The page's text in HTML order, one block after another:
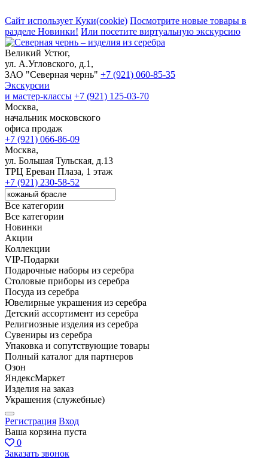
Сайт использует Куки(cookie) Посмотрите новые товары в
разделе Новинки! Или посетите виртуальную экскурсию
Великий Устюг,
ул. А.Угловского, д.1,
ЗАО "Северная чернь" +7 (921) 060-85-35
Экскурсии
и мастер-классы +7 (921) 125-03-70
Москва,
начальник московского
офиса продаж
+7 (921) 066-86-09
Москва,
ул. Большая Тульская, д.13
ТРЦ Ереван Плаза, 1 этаж
+7 (921) 230-58-52
Все категории
Все категории
Новинки
Акции
Коллекции
VIP-Подарки
Подарочные наборы из серебра
Столовые приборы из серебра
Посуда из серебра
Ювелирные украшения из серебра
Детский ассортимент из серебра
Религиозные изделия из серебра
Сувениры из серебра
Упаковка и сопутствующие товары
Полный каталог для партнеров
Озон
ЯндексМаркет
Изделия на заказ
Украшения (служебные)
Регистрация Вход
Ваша корзина пуста
0
Заказать звонок